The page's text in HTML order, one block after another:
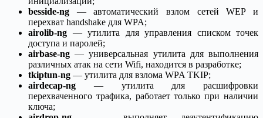
besside-ng — автоматический взлом сетей WEP и
перехват handshake для WPA;
airolib-ng — утилита для управления списком точек
доступа и паролей;
airbase-ng — универсальная утилита для выполнения
различных атак на сети Wifi, находится в разработке;
tkiptun-ng — утилита для взлома WPA TKIP;
airdecap-ng — утилита для расшифровки
перехваченного трафика, работает только при наличии
ключа;